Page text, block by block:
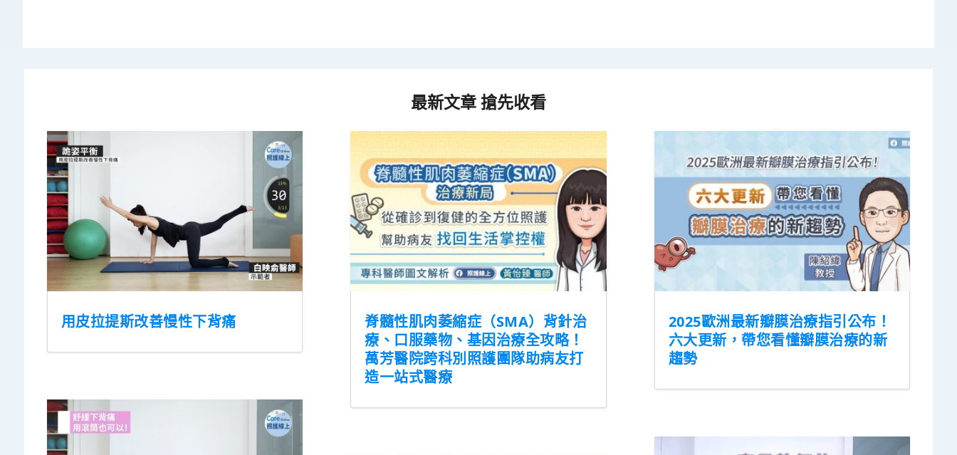
最新文章 搶先收看
用皮拉提斯改善慢性下背痛
脊髓性肌肉萎縮症（SMA）背針治
療、口服藥物、基因治療全攻略！
萬芳醫院跨科別照護團隊助病友打
造一站式醫療
2025歐洲最新瓣膜治療指引公布！
六大更新，帶您看懂瓣膜治療的新
趨勢